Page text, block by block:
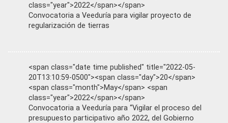
class="year">2022</span></span>
Convocatoria a Veeduría para vigilar proyecto de
regularización de tierras
<span class="date time published" title="2022-05-
20T13:10:59-0500"><span class="day">20</span>
<span class="month">May</span> <span
class="year">2022</span></span>
Convocatoria a Veeduría para “Vigilar el proceso del
presupuesto participativo año 2022, del Gobierno